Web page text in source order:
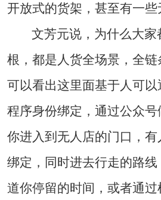
开放式的货架，甚至有一些
文芳元说，为什么大
根，都是人货全场景，全链
可以看出这里面基于人可
程序身份绑定，通过公众号
你进入到无人店的门口，有
绑定，同时进去行走的路
道你停留的时间，或者通